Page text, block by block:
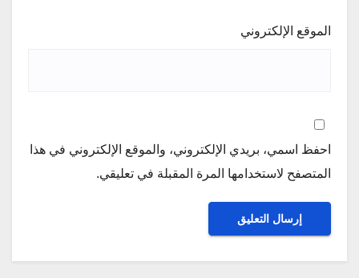
الموقع الإلكتروني
احفظ اسمي، بريدي الإلكتروني، والموقع الإلكتروني في هذا
المتصفح لاستخدامها المرة المقبلة في تعليقي.